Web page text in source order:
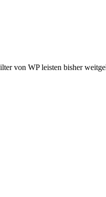
von WP leisten bisher